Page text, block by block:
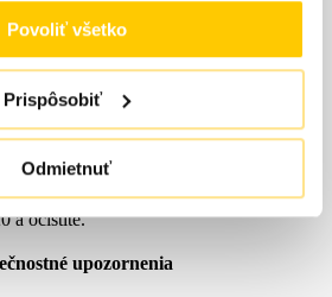
Povoliť všetko
Prispôsobiť
Odmietnuť
kovy:
rúnom a očistite s odmasťovacím
plasty:
rúnom a očistite s odmasťovacím
a očistite.
upozornenia